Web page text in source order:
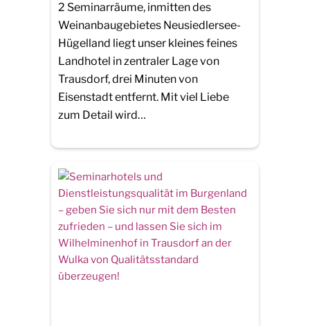
2 Seminarräume, inmitten des
Weinanbaugebietes Neusiedlersee-
Hügelland liegt unser kleines feines
Landhotel in zentraler Lage von
Trausdorf, drei Minuten von
Eisenstadt entfernt. Mit viel Liebe
zum Detail wird…